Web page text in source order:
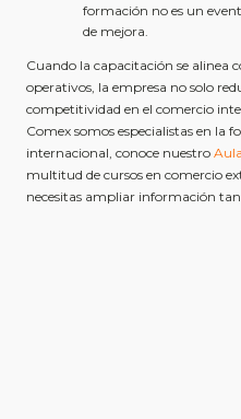
formación no es un
de mejora.
Cuando la capacitación se alinea
operativos, la empresa no solo
competitividad en el comercio
Comex somos especialistas en la
internacional, conoce nuestro
multitud de cursos en comercio
necesitas ampliar información tan